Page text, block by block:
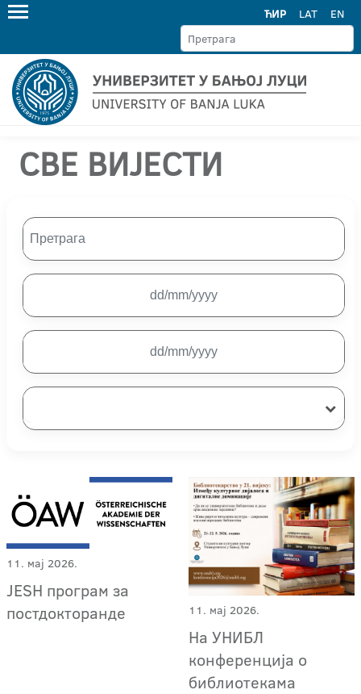
ЋИР LAT EN
СВЕ ВИЈЕСТИ
11. мај 2026.
JESH програм за
постдокторанде
11. мај 2026.
На УНИБЛ
конференција о
библиотекама